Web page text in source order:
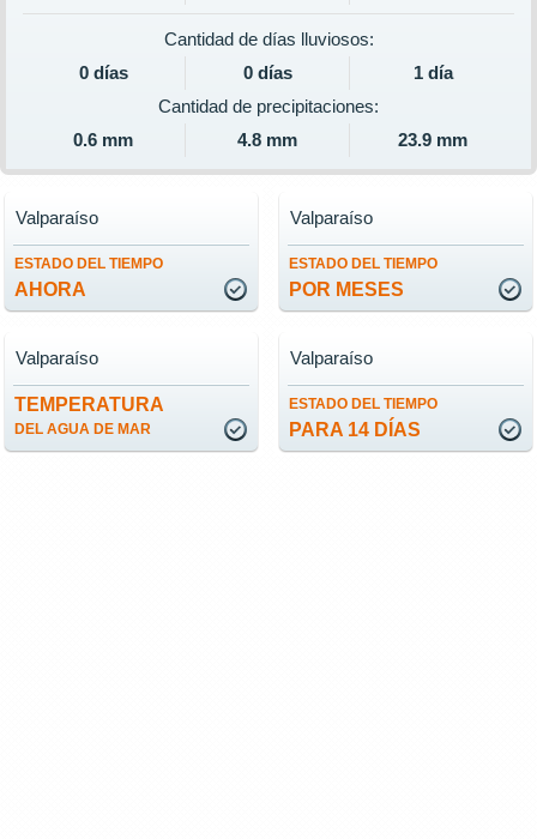
Cantidad de días lluviosos:
0 días
0 días
1 día
Cantidad de precipitaciones:
0.6 mm
4.8 mm 23.9 mm
ESTADO DEL TIEMPO
AHORA
Valparaíso
ESTADO DEL TIEMPO
POR MESES
Valparaíso
TEMPERATURA
DEL AGUA DE MAR
Valparaíso
ESTADO DEL TIEMPO
PARA 14 DÍAS
Valparaíso